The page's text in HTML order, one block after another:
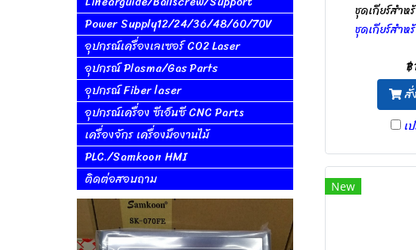
ชุดเกียร์สำห
ชุดเกียร์สำห
สั่
เ
New
Power Supply12/24/36/48/60/70V
อุปกรณ์เครื่องเลเซอร์ CO2 Laser
อุปกรณ์ Plasma/Gas Parts
อุปกรณ์ Fiber laser
อุปกรณ์เครื่อง ซีเอ็นซี CNC Parts
เครื่องจักร เครื่องมืองานไม้
PLC./Samkoon HMI
ติดต่อสอบถาม